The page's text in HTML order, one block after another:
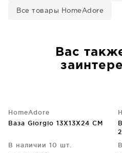
Все товары HomeAdore
Вас
HomeAdore
Ваза Giorgio 13X13X24 CM
В наличии 10 шт.